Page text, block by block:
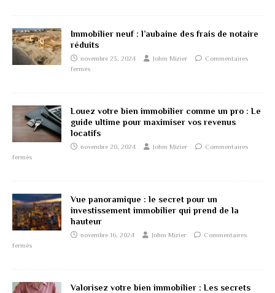
Immobilier neuf : l’aubaine des frais de notaire
réduits
novembre 23, 2024 Johm Mizier
Commentaires
fermés
Louez votre bien immobilier comme un pro : Le
guide ultime pour maximiser vos revenus
locatifs
novembre 20, 2024 Johm Mizier
Commentaires
fermés
Vue panoramique : le secret pour un
investissement immobilier qui prend de la
hauteur
novembre 16, 2024 Johm Mizier
Commentaires
fermés
Valorisez votre bien immobilier : Les secrets